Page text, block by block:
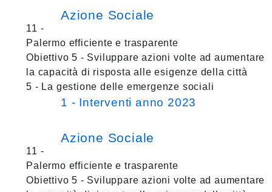
Azione Sociale
11 -
Palermo efficiente e trasparente
Obiettivo 5 - Sviluppare azioni volte ad aumentare
la capacità di risposta alle esigenze della città
5 - La gestione delle emergenze sociali
1 - Interventi anno 2023
Azione Sociale
11 -
Palermo efficiente e trasparente
Obiettivo 5 - Sviluppare azioni volte ad aumentare